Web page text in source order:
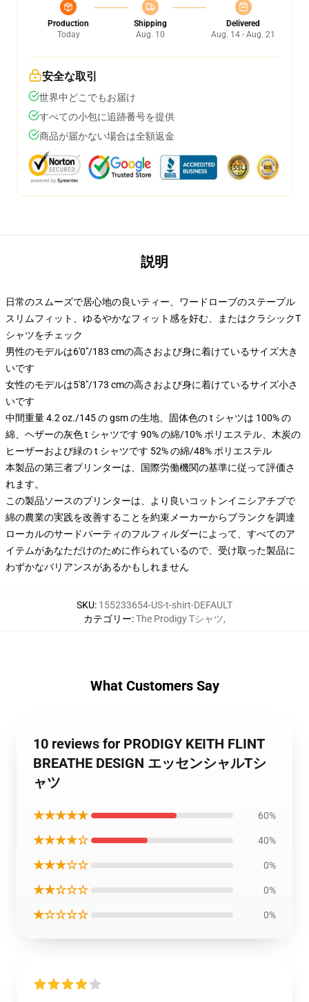
Production
Today
Shipping
Aug. 10
Delivered
Aug. 14 - Aug. 21
安全な取引
世界中どこでもお届け
すべての小包に追跡番号を提供
商品が届かない場合は全額返金
説明
日常のスムーズで居心地の良いティー、ワードローブのステープル
スリムフィット、ゆるやかなフィット感を好む、またはクラシックT
シャツをチェック
男性のモデルは6'0"/183 cmの高さおよび身に着けているサイズ大き
いです
女性のモデルは5'8"/173 cmの高さおよび身に着けているサイズ小さ
いです
中間重量 4.2 oz./145 の gsm の生地、固体色の t シャツは 100% の
綿、ヘザーの灰色 t シャツです 90% の綿/10% ポリエステル、木炭の
ヒーザーおよび緑の t シャツです 52% の綿/48% ポリエステル
本製品の第三者プリンターは、国際労働機関の基準に従って評価さ
れます。
この製品ソースのプリンターは、より良いコットンイニシアチブで
綿の農業の実践を改善することを約束メーカーからブランクを調達
ローカルのサードパーティのフルフィルダーによって、すべてのア
イテムがあなただけのために作られているので、受け取った製品に
わずかなバリアンスがあるかもしれません
SKU: 155233654-US-t-shirt-DEFAULT
カテゴリー:The Prodigy Tシャツ,
What Customers Say
10 reviews for PRODIGY KEITH FLINT
BREATHE DESIGN エッセンシャルTシ
ャツ
★★★★★ 60%
★★★★☆ 40%
★★★☆☆ 0%
★★☆☆☆ 0%
★☆☆☆☆ 0%